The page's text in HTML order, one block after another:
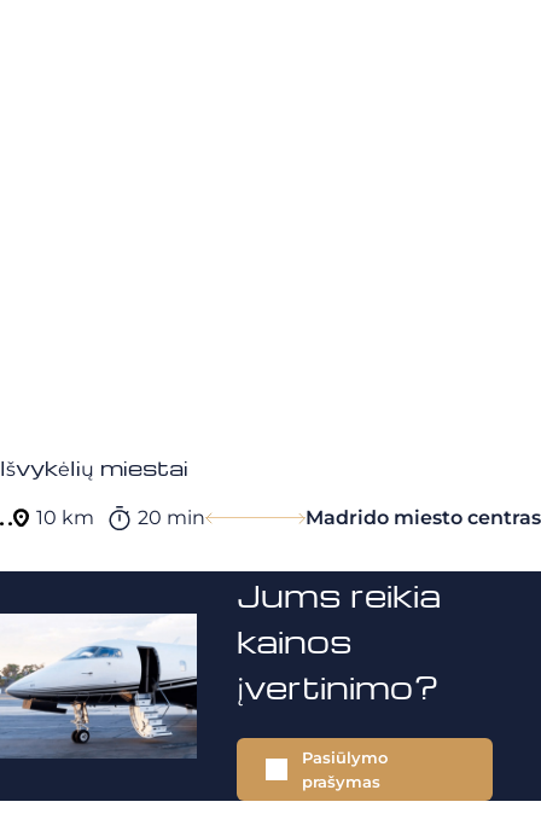
Išvykėlių miestai
10 km 20 min Madrido miesto centras
Jums reikia
kainos
įvertinimo?
Pasiūlymo
prašymas